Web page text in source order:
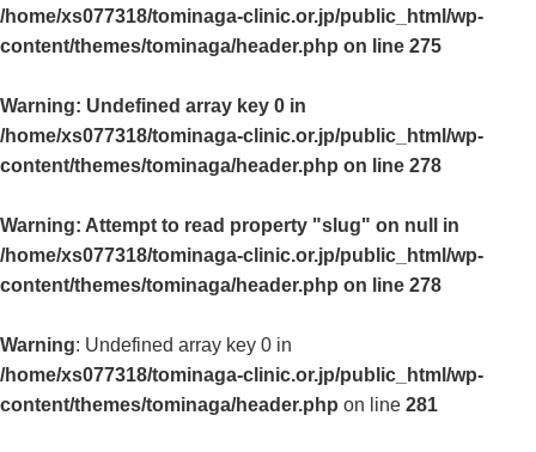
/home/xs077318/tominaga-clinic.or.jp/public_html/wp-
content/themes/tominaga/header.php on line 275
Warning: Undefined array key 0 in
/home/xs077318/tominaga-clinic.or.jp/public_html/wp-
content/themes/tominaga/header.php on line 278
Warning: Attempt to read property "slug" on null in
/home/xs077318/tominaga-clinic.or.jp/public_html/wp-
content/themes/tominaga/header.php on line 278
Warning: Undefined array key 0 in
/home/xs077318/tominaga-clinic.or.jp/public_html/wp-
content/themes/tominaga/header.php on line 281